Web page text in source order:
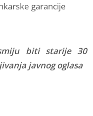
garancije
biti starije 30
javnog oglasa